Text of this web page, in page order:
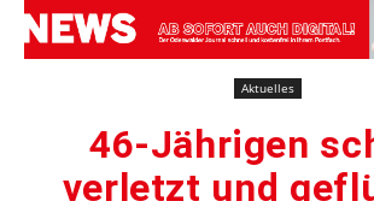
Aktuelles
46-Jährigen
verletzt und